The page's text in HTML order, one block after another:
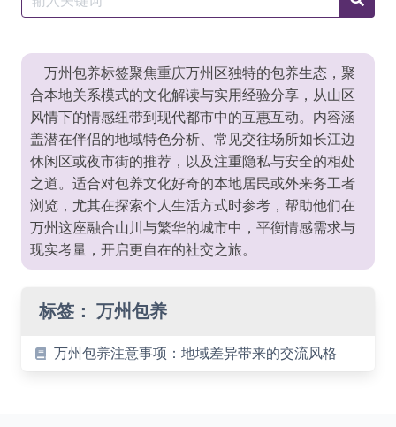
for:
万州包养标签聚焦重庆万州区独特的包养生态，聚
合本地关系模式的文化解读与实用经验分享，从山区
风情下的情感纽带到现代都市中的互惠互动。内容涵
盖潜在伴侣的地域特色分析、常见交往场所如长江边
休闲区或夜市街的推荐，以及注重隐私与安全的相处
之道。适合对包养文化好奇的本地居民或外来务工者
浏览，尤其在探索个人生活方式时参考，帮助他们在
万州这座融合山川与繁华的城市中，平衡情感需求与
现实考量，开启更自在的社交之旅。
标签： 万州包养
万州包养注意事项：地域差异带来的交流风格